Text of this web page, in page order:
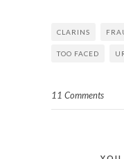
CLARINS
TOO FACED
11 Comments